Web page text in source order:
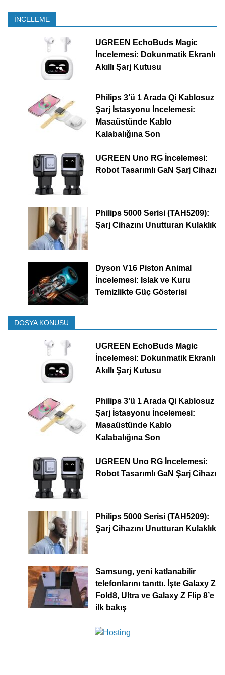
İNCELEME
UGREEN EchoBuds Magic
İncelemesi: Dokunmatik Ekranlı
Akıllı Şarj Kutusu
Philips 3’ü 1 Arada Qi Kablosuz
Şarj İstasyonu İncelemesi:
Masaüstünde Kablo
Kalabalığına Son
UGREEN Uno RG İncelemesi:
Robot Tasarımlı GaN Şarj Cihazı
Philips 5000 Serisi (TAH5209):
Şarj Cihazını Unutturan Kulaklık
Dyson V16 Piston Animal
İncelemesi: Islak ve Kuru
Temizlikte Güç Gösterisi
DOSYA KONUSU
UGREEN EchoBuds Magic
İncelemesi: Dokunmatik Ekranlı
Akıllı Şarj Kutusu
Philips 3’ü 1 Arada Qi Kablosuz
Şarj İstasyonu İncelemesi:
Masaüstünde Kablo
Kalabalığına Son
UGREEN Uno RG İncelemesi:
Robot Tasarımlı GaN Şarj Cihazı
Philips 5000 Serisi (TAH5209):
Şarj Cihazını Unutturan Kulaklık
Samsung, yeni katlanabilir
telefonlarını tanıttı. İşte Galaxy Z
Fold8, Ultra ve Galaxy Z Flip 8’e
ilk bakış